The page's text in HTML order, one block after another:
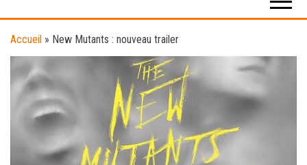
Accueil » New Mutants : nouveau trailer